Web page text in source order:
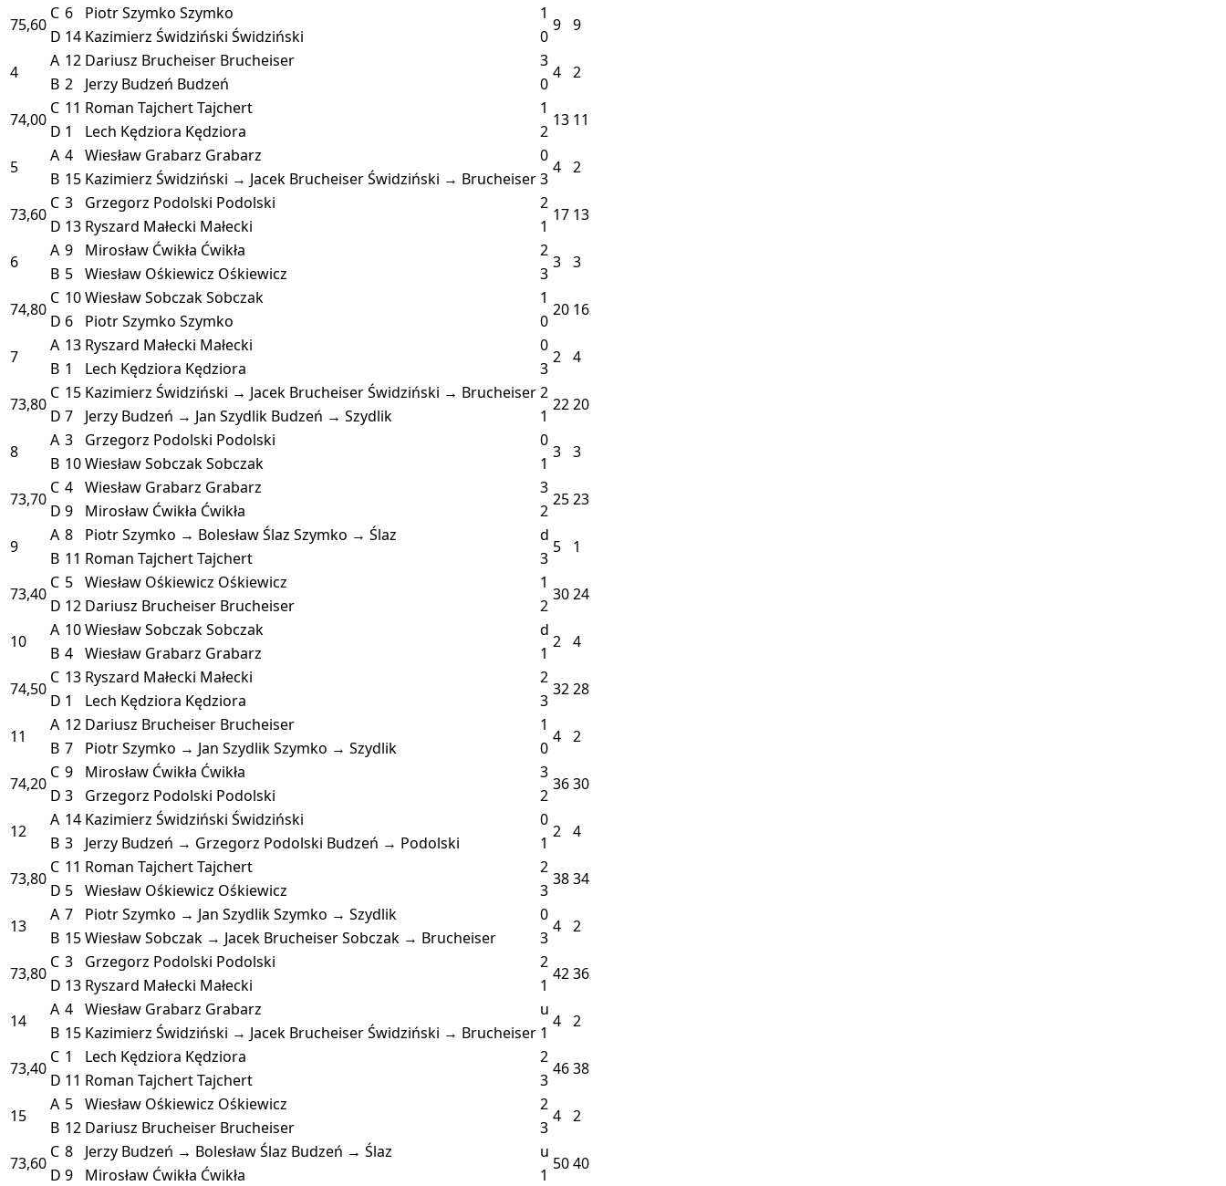
75,60
C 6 Piotr Szymko Szymko 1
9 9
D 14 Kazimierz Świdziński Świdziński
0
4
A 12 Dariusz Brucheiser Brucheiser 3
4 2
B 2 Jerzy Budzeń Budzeń
0
74,00
C 11 Roman TajchertTajchert 1
13 11
D 1 Lech Kędziora Kędziora
2
5
A 4 Wiesław Grabarz Grabarz 0
4 2
B 15 Kazimierz Świdziński → Jacek BrucheiserŚwidziński → Brucheiser3
73,60
C 3 Grzegorz Podolski Podolski 2
17 13
D 13 Ryszard Małecki Małecki
1
6
A 9 Mirosław Ćwikła Ćwikła 2
3 3
B 5 Wiesław Ośkiewicz Ośkiewicz
3
74,80
C 10Wiesław SobczakSobczak 1
20 16
D 6 Piotr Szymko Szymko
0
7
A 13 Ryszard Małecki Małecki 0
2 4
B 1 Lech Kędziora Kędziora
3
73,80
C 15 Kazimierz Świdziński → Jacek BrucheiserŚwidziński → Brucheiser2
2220
D 7 Jerzy Budzeń → Jan Szydlik Budzeń → Szydlik
1
8
A 3 Grzegorz Podolski Podolski 0
3 3
B 10Wiesław SobczakSobczak
1
73,70
C 4 Wiesław Grabarz Grabarz 3
2523
D 9 Mirosław Ćwikła Ćwikła
2
9
A 8 Piotr Szymko → Bolesław Ślaz Szymko → Ślaz d
5 1
B 11 Roman TajchertTajchert
3
73,40
C 5 Wiesław Ośkiewicz Ośkiewicz 1
3024
D 12 Dariusz Brucheiser Brucheiser
2
10
A 10Wiesław SobczakSobczak d
2 4
B 4 Wiesław Grabarz Grabarz
1
74,50
C 13 Ryszard Małecki Małecki 2
3228
D 1 Lech Kędziora Kędziora
3
11
A 12 Dariusz Brucheiser Brucheiser 1
4 2
B 7 Piotr Szymko → Jan SzydlikSzymko → Szydlik
0
74,20
C 9 Mirosław Ćwikła Ćwikła 3
3630
D 3 Grzegorz Podolski Podolski
2
12
A 14 Kazimierz Świdziński Świdziński 0
2 4
B 3 Jerzy Budzeń → Grzegorz Podolski Budzeń → Podolski
1
73,80
C 11 Roman TajchertTajchert 2
3834
D 5 Wiesław Ośkiewicz Ośkiewicz
3
13
A 7 Piotr Szymko → Jan SzydlikSzymko → Szydlik 0
4 2
B 15Wiesław Sobczak → Jacek BrucheiserSobczak → Brucheiser
3
73,80
C 3 Grzegorz Podolski Podolski 2
4236
D 13 Ryszard Małecki Małecki
1
14
A 4 Wiesław Grabarz Grabarz u
4 2
B 15 Kazimierz Świdziński → Jacek BrucheiserŚwidziński → Brucheiser 1
73,40
C 1 Lech Kędziora Kędziora 2
4638
D 11 Roman TajchertTajchert
3
15
A 5 Wiesław Ośkiewicz Ośkiewicz 2
4 2
B 12 Dariusz Brucheiser Brucheiser
3
73,60
C 8 Jerzy Budzeń → Bolesław Ślaz Budzeń → Ślaz u
5040
D 9 Mirosław Ćwikła Ćwikła
1